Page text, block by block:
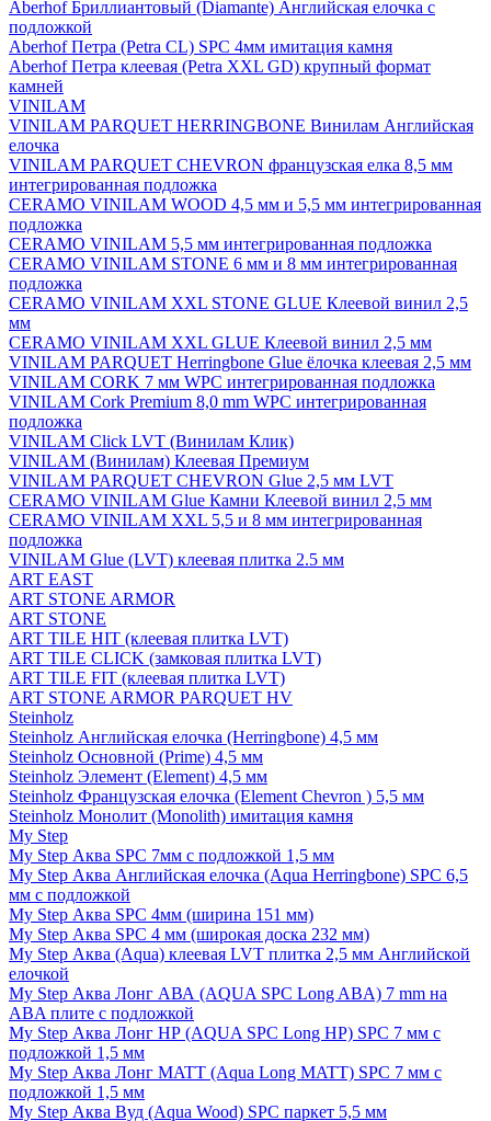
Aberhof Бриллиантовый (Diamante) Английская елочка с
подложкой
Aberhof Петра (Petra CL) SPC 4мм имитация камня
Aberhof Петра клеевая (Petra XXL GD) крупный формат
камней
VINILAM
VINILAM PARQUET HERRINGBONE Винилам Английская
елочка
VINILAM PARQUET CHEVRON французская елка 8,5 мм
интегрированная подложка
CERAMO VINILAM WOOD 4,5 мм и 5,5 мм интегрированная
подложка
CERAMO VINILAM 5,5 мм интегрированная подложка
CERAMO VINILAM STONE 6 мм и 8 мм интегрированная
подложка
CERAMO VINILAM XXL STONE GLUE Клеевой винил 2,5
мм
CERAMO VINILAM XXL GLUE Клеевой винил 2,5 мм
VINILAM PARQUET Herringbone Glue ёлочка клеевая 2,5 мм
VINILAM CORK 7 мм WPC интегрированная подложка
VINILAM Cork Premium 8,0 mm WPC интегрированная
подложка
VINILAM Click LVT (Винилам Клик)
VINILAM (Винилам) Клеевая Премиум
VINILAM PARQUET CHEVRON Glue 2,5 мм LVT
CERAMO VINILAM Glue Камни Клеевой винил 2,5 мм
CERAMO VINILAM XXL 5,5 и 8 мм интегрированная
подложка
VINILAM Glue (LVT) клеевая плитка 2.5 мм
ART EAST
ART STONE ARMOR
ART STONE
ART TILE HIT (клеевая плитка LVT)
ART TILE CLICK (замковая плитка LVT)
ART TILE FIT (клеевая плитка LVT)
ART STONE ARMOR PARQUET HV
Steinholz
Steinholz Английская елочка (Herringbone) 4,5 мм
Steinholz Основной (Prime) 4,5 мм
Steinholz Элемент (Element) 4,5 мм
Steinholz Французская елочка (Element Chevron ) 5,5 мм
Steinholz Монолит (Monolith) имитация камня
My Step
My Step Аква SPC 7мм c подложкой 1,5 мм
My Step Аква Английская елочка (Aqua Herringbone) SPC 6,5
мм с подложкой
My Step Аква SPC 4мм (ширина 151 мм)
My Step Аква SPC 4 мм (широкая доска 232 мм)
My Step Аква (Aqua) клеевая LVT плитка 2,5 мм Английской
елочкой
My Step Аква Лонг АВА (AQUA SPC Long ABA) 7 mm на
ABA плите с подложкой
My Step Аква Лонг НР (AQUA SPC Long HP) SPC 7 мм с
подложкой 1,5 мм
My Step Аква Лонг MATT (Aqua Long MATT) SPC 7 мм с
подложкой 1,5 мм
My Step Аква Вуд (Aqua Wood) SPC паркет 5,5 мм